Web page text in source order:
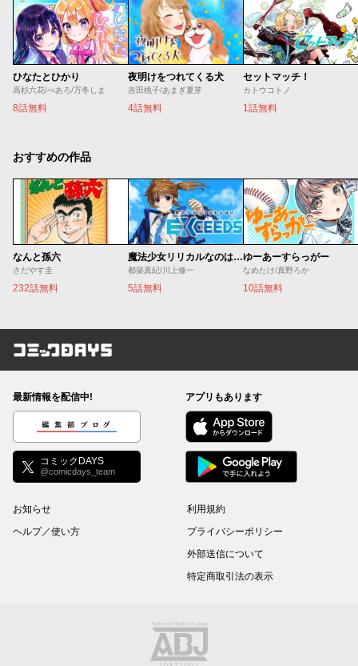
ひなたとひかり
高杉六花/べあろ/万冬しま
8話無料
夜明けをつれてくる犬
吉田桃子/あまぎ夏芽
4話無料
セットマッチ！
カトウコトノ
1話無料
おすすめの作品
なんと孫六
さだやす圭
232話無料
魔法少女リリカルなのは EXCEEDS
都築真紀/川上修一
5話無料
ゆーあーすらっがー
なめたけ/真野ろか
10話無料
コミックDAYS
最新情報を配信中!
編集部ブログ
コミックDAYS
@comicdays_team
アプリもあります
お知らせ
ヘルプ／使い方
利用規約
プライバシーポリシー
外部送信について
特定商取引法の表示